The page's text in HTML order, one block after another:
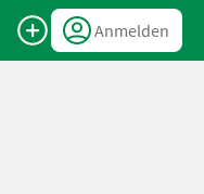
Anmelden